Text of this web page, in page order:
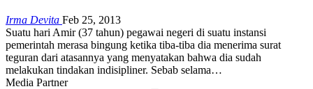
Irma Devita Feb 25, 2013
Suatu hari Amir (37 tahun) pegawai negeri di suatu instansi
pemerintah merasa bingung ketika tiba-tiba dia menerima surat
teguran dari atasannya yang menyatakan bahwa dia sudah
melakukan tindakan indisipliner. Sebab selama…
Media Partner